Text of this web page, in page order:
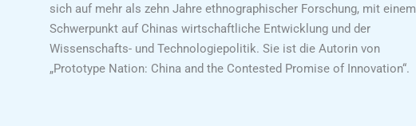
sich auf mehr als zehn Jahre ethnographischer Forschung, mit einem
Schwerpunkt auf Chinas wirtschaftliche Entwicklung und der
Wissenschafts- und Technologiepolitik. Sie ist die Autorin von
„Prototype Nation: China and the Contested Promise of Innovation“.